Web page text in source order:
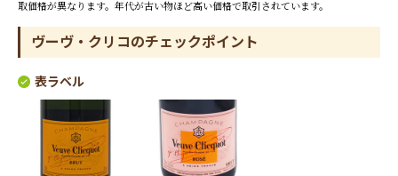
取価格が異なります。年代が古い物ほど高い価格で取引されています。
ヴーヴ・クリコのチェックポイント
表ラベル